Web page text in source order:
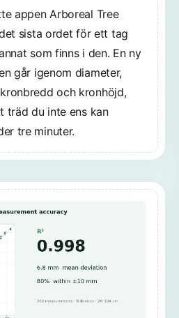
appen Arboreal Tree
sista ordet för ett tag
som finns i den. En ny
går igenom diameter,
och kronhöjd,
träd du inte ens kan
tre minuter.